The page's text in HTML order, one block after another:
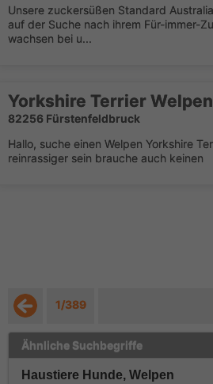
Unsere zuckersüßen Standard
auf der Suche nach ihrem Für-immer-
wachsen bei u...
Yorkshire Terrier Welpen
82256 Fürstenfeldbruck
Hallo, suche einen Welpen Yorkshire
reinrassiger sein brauche auch keinen
1/389
Ähnliche Suchbegriffe
Haustiere Hunde, Welpen